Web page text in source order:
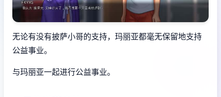
无论有没有披萨小哥的支持，玛丽亚都毫无保留地支持
公益事业。
与玛丽亚一起进行公益事业。